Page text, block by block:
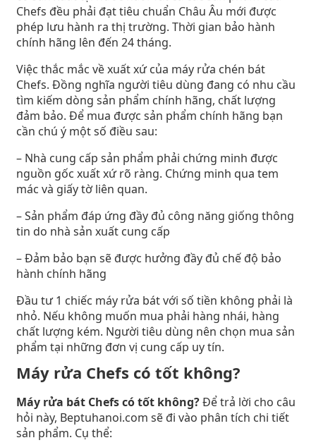
Chefs đều phải đạt tiêu chuẩn Châu Âu mới được
phép lưu hành ra thị trường. Thời gian bảo hành
chính hãng lên đến 24 tháng.
Việc thắc mắc về xuất xứ của máy rửa chén bát
Chefs. Đồng nghĩa người tiêu dùng đang có nhu cầu
tìm kiếm dòng sản phẩm chính hãng, chất lượng
đảm bảo. Để mua được sản phẩm chính hãng bạn
cần chú ý một số điều sau:
– Nhà cung cấp sản phẩm phải chứng minh được
nguồn gốc xuất xứ rõ ràng. Chứng minh qua tem
mác và giấy tờ liên quan.
– Sản phẩm đáp ứng đầy đủ công năng giống thông
tin do nhà sản xuất cung cấp
– Đảm bảo bạn sẽ được hưởng đầy đủ chế độ bảo
hành chính hãng
Đầu tư 1 chiếc máy rửa bát với số tiền không phải là
nhỏ. Nếu không muốn mua phải hàng nhái, hàng
chất lượng kém. Người tiêu dùng nên chọn mua sản
phẩm tại những đơn vị cung cấp uy tín.
Máy rửa Chefs có tốt không?
Máy rửa bát Chefs có tốt không?Để trả lời cho câu
hỏi này, Beptuhanoi.com sẽ đi vào phân tích chi tiết
sản phẩm. Cụ thể: